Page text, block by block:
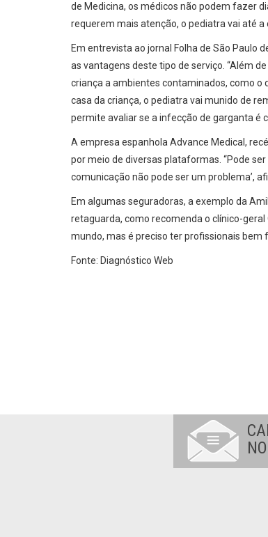
de Medicina, os médicos não podem fazer
requerem mais atenção, o pediatra vai até a
Em entrevista ao jornal Folha de São Paulo
as vantagens deste tipo de serviço. “Além
criança a ambientes contaminados, como o
casa da criança, o pediatra vai munido de
permite avaliar se a infecção de garganta é
A empresa espanhola Advance Medical,
por meio de diversas plataformas. “Pode
comunicação não pode ser um problema’,
Em algumas seguradoras, a exemplo da
retaguarda, como recomenda o clínico-geral
mundo, mas é preciso ter profissionais bem
Fonte: Diagnóstico Web